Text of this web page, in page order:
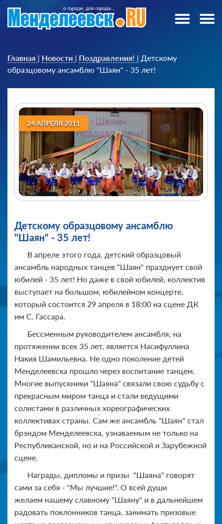
Главная | Новости | Поздравления! | Детскому
образцовому ансамблю "Шаян" - 35 лет!
24 АПРЕЛЯ 2011
Детскому образцовому ансамблю
"Шаян" - 35 лет!
В апреле этого года, детский образцовый
ансамбль народных танцев "Шаян" празднует свой
юбилей - 35 лет! Но даже в свой юбилей, коллектив
выступает на большом, юбилейном концерте,
который состоится 29 апреля в 18:00 на сцене ДК
им С. Гассара.
Бессменным руководителем ансамбля, на
протяжении всех 35 лет, является Насифуллина
Накия Шамильевна. Не одно поколение детей
Менделеевска прошло через воспитание танцем.
Многие выпускники "Шаяна" связали свою судьбу с
прекрасным миром танца и стали ведущими
солистами в различных хореографических
коллективах страны. Сам же ансамбль "Шаян" стал
брэндом Менделеевска, узнаваемым не только на
Республиканской, но и на Российской и Зарубежной
сцене.
Награды, дипломы и призы "Шаяна" говорят
сами за себя - "Мы лучшие!". О всей души
желаем нашему славному "Шаяну" и в дальнейшем
радовать поклонников танца, занимать призовые